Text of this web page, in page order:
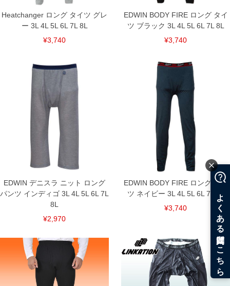
Heatchanger ロング タイツ グレ
ー 3L 4L 5L 6L 7L 8L
¥3,740
EDWIN BODY FIRE ロング タイ
ツ ブラック 3L 4L 5L 6L 7L 8L
¥3,740
EDWIN デニスラ ニット ロング
パンツ インディゴ 3L 4L 5L 6L 7L
8L
¥2,970
EDWIN BODY FIRE ロング タイ
ツ ネイビー 3L 4L 5L 6L 7L 8L
¥3,740